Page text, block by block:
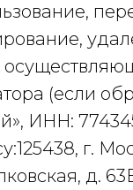
(если
ИНН:
г.
д.